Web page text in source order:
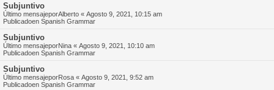
Subjuntivo
Último mensajeporAlberto « Agosto 9, 2021, 10:15 am
Publicadoen Spanish Grammar
Subjuntivo
Último mensajeporNina « Agosto 9, 2021, 10:10 am
Publicadoen Spanish Grammar
Subjuntivo
Último mensajeporRosa « Agosto 9, 2021, 9:52 am
Publicadoen Spanish Grammar